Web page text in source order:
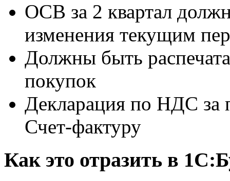
ОСВ за 2 квартал
изменения текущим
Должны быть
покупок
Декларация по НДС за
Счет-фактуру
Как это отразить в